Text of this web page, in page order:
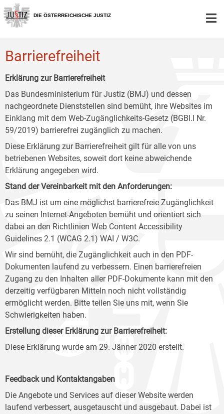
Zur
Hauptnavigation
[1]
Zum
Inhalt
[2]
Zum
Untermenü
[3]
DIE ÖSTERREICHISCHE JUSTIZ
Barrierefreiheit
Erklärung zur Barrierefreiheit
Das Bundesministerium für Justiz (BMJ) und dessen
nachgeordnete Dienststellen sind bemüht, ihre Websites im
Einklang mit dem Web-Zugänglichkeits-Gesetz (BGBl.I Nr.
59/2019) barrierefrei zugänglich zu machen.
Diese Erklärung zur Barrierefreiheit gilt für alle von uns
betriebenen Websites, soweit dort keine abweichende
Erklärung angegeben wird.
Stand der Vereinbarkeit mit den Anforderungen:
Das BMJ ist um eine möglichst barrierefreie Zugänglichkeit
zu seinen Internet-Angeboten bemüht und orientiert sich
dabei an den Richtlinien Web Content Accessibility
Guidelines 2.1 (WCAG 2.1) WAI / W3C.
Wir sind bemüht, die Zugänglichkeit auch in den PDF-
Dokumenten laufend zu verbessern. Einen barrierefreien
Zugang zu den Inhalten aller PDF-Dokumente kann mit den
derzeitig verfügbaren Mitteln noch nicht vollständig
ermöglicht werden. Bitte teilen Sie uns mit, wenn Sie
Schwierigkeiten haben.
Erstellung dieser Erklärung zur Barrierefreiheit:
Diese Erklärung wurde am 29. Jänner 2020 erstellt.
Feedback und Kontaktangaben
Die Angebote und Services auf dieser Website werden
laufend verbessert, ausgetauscht und ausgebaut. Dabei ist